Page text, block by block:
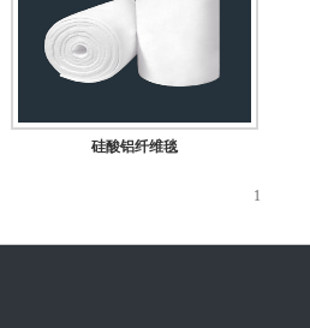
硅酸铝纤维毯
1